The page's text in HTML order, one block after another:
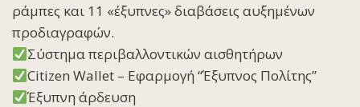
ράμπες και 11 «έξυπνες» διαβάσεις αυξημένων
προδιαγραφών.
Σύστημα περιβαλλοντικών αισθητήρων
Citizen Wallet – Εφαρμογή “Έξυπνος Πολίτης”
Έξυπνη άρδευση